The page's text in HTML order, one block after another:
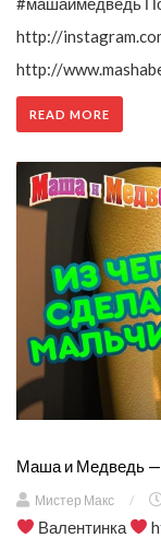
http://
http://
READ MORE
Маша и Медведь —
Мистер Макс /
Валентинка